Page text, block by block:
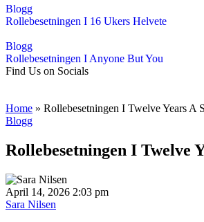
Blogg
Rollebesetningen I 16 Ukers Helvete
Blogg
Rollebesetningen I Anyone But You
Find Us on Socials
Home » Rollebesetningen I Twelve Years A
Blogg
Rollebesetningen I Twelve
April 14, 2026 2:03 pm
Sara Nilsen